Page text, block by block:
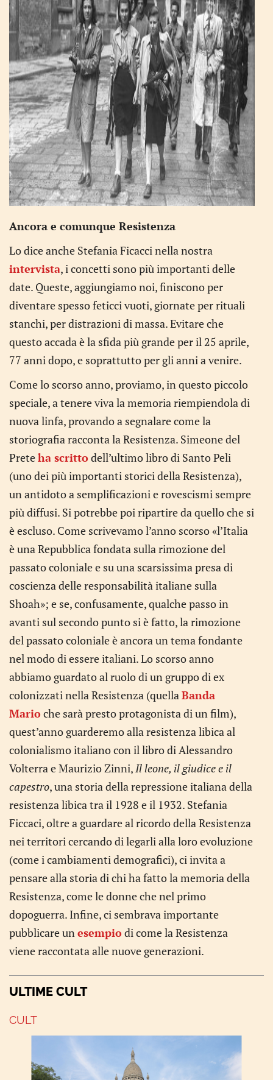
Ancora e comunque Resistenza
Lo dice anche Stefania Ficacci nella nostra
intervista, i concetti sono più importanti delle
date. Queste, aggiungiamo noi, finiscono per
diventare spesso feticci vuoti, giornate per rituali
stanchi, per distrazioni di massa. Evitare che
questo accada è la sfida più grande per il 25 aprile,
77 anni dopo, e soprattutto per gli anni a venire.
Come lo scorso anno, proviamo, in questo piccolo
speciale, a tenere viva la memoria riempiendola di
nuova linfa, provando a segnalare come la
storiografia racconta la Resistenza. Simeone del
Preteha scrittodell’ultimo libro di Santo Peli
(uno dei più importanti storici della Resistenza),
un antidoto a semplificazioni e rovescismi sempre
più diffusi. Si potrebbe poi ripartire da quello che si
è escluso. Come scrivevamo l’anno scorso «l’Italia
è una Repubblica fondata sulla rimozione del
passato coloniale e su una scarsissima presa di
coscienza delle responsabilità italiane sulla
Shoah»; e se, confusamente, qualche passo in
avanti sul secondo punto si è fatto, la rimozione
del passato coloniale è ancora un tema fondante
nel modo di essere italiani. Lo scorso anno
abbiamo guardato al ruolo di un gruppo di ex
colonizzati nella Resistenza (quellaBanda
Marioche sarà presto protagonista di un film),
quest’anno guarderemo alla resistenza libica al
colonialismo italiano con il libro di Alessandro
Volterra e Maurizio Zinni,Il leone, il giudice e il
capestro, una storia della repressione italiana della
resistenza libica tra il 1928 e il 1932. Stefania
Ficcaci, oltre a guardare al ricordo della Resistenza
nei territori cercando di legarli alla loro evoluzione
(come i cambiamenti demografici), ci invita a
pensare alla storia di chi ha fatto la memoria della
Resistenza, come le donne che nel primo
dopoguerra. Infine, ci sembrava importante
pubblicare unesempiodi come la Resistenza
viene raccontata alle nuove generazioni.
ULTIME CULT
CULT